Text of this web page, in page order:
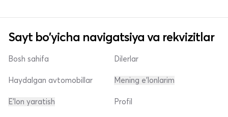
Sayt bo'yicha navigatsiya va rekvizitlar
Bosh sahifa
Haydalgan avtomobillar
E'lon yaratish
Dilerlar
Mening e'lonlarim
Profil